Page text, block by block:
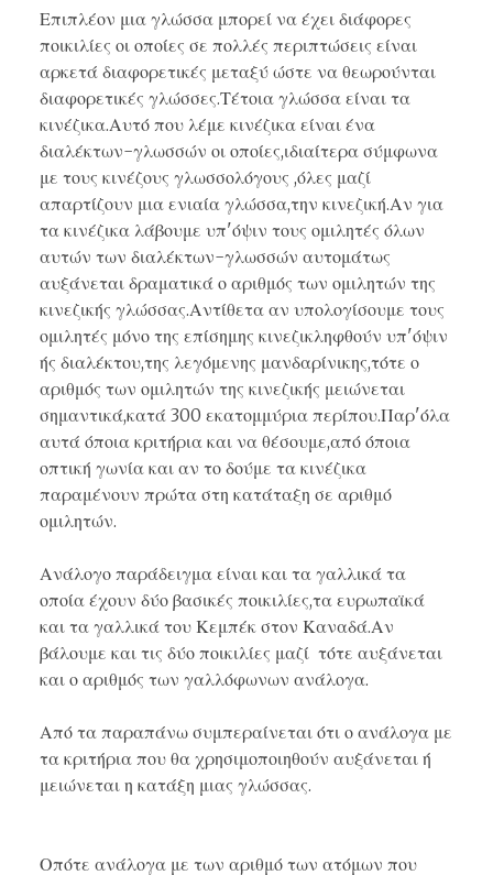
Επιπλέον μια γλώσσα μπορεί να έχει διάφορες
ποικιλίες οι οποίες σε πολλές περιπτώσεις είναι
αρκετά διαφορετικές μεταξύ ώστε να θεωρούνται
διαφορετικές γλώσσες.Τέτοια γλώσσα είναι τα
κινέζικα.Αυτό που λέμε κινέζικα είναι ένα
διαλέκτων-γλωσσών οι οποίες,ιδιαίτερα σύμφωνα
με τους κινέζους γλωσσολόγους ,όλες μαζί
απαρτίζουν μια ενιαία γλώσσα,την κινεζική.Αν για
τα κινέζικα λάβουμε υπ'όψιν τους ομιλητές όλων
αυτών των διαλέκτων-γλωσσών αυτομάτως
αυξάνεται δραματικά ο αριθμός των ομιλητών της
κινεζικής γλώσσας.Αντίθετα αν υπολογίσουμε τους
ομιλητές μόνο της επίσημης κινεζικληφθούν υπ'όψιν
ής διαλέκτου,της λεγόμενης μανδαρίνικης,τότε ο
αριθμός των ομιλητών της κινεζικής μειώνεται
σημαντικά,κατά 300 εκατομμύρια περίπου.Παρ'όλα
αυτά όποια κριτήρια και να θέσουμε,από όποια
οπτική γωνία και αν το δούμε τα κινέζικα
παραμένουν πρώτα στη κατάταξη σε αριθμό
ομιλητών.
Ανάλογο παράδειγμα είναι και τα γαλλικά τα
οποία έχουν δύο βασικές ποικιλίες,τα ευρωπαϊκά
και τα γαλλικά του Κεμπέκ στον Καναδά.Αν
βάλουμε και τις δύο ποικιλίες μαζί τότε αυξάνεται
και ο αριθμός των γαλλόφωνων ανάλογα.
Από τα παραπάνω συμπεραίνεται ότι ο ανάλογα με
τα κριτήρια που θα χρησιμοποιηθούν αυξάνεται ή
μειώνεται η κατάξη μιας γλώσσας.
Οπότε ανάλογα με των αριθμό των ατόμων που